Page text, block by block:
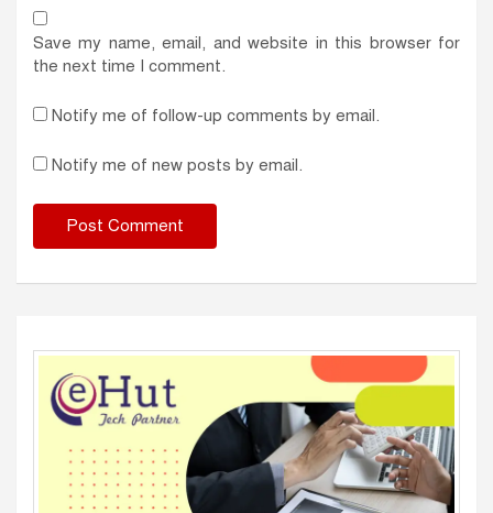
Save my name, email, and website in this browser for
the next time I comment.
Notify me of follow-up comments by email.
Notify me of new posts by email.